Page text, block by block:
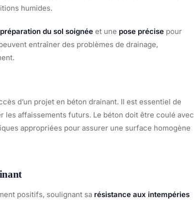
humides.
préparation du sol soignée et une pose précise pour
entraîner des problèmes de drainage,
d’un projet en béton drainant. Il est essentiel de
les affaissements futurs. Le béton doit être coulé avec
appropriées pour assurer une surface homogène
positifs, soulignant sa résistance aux intempéries